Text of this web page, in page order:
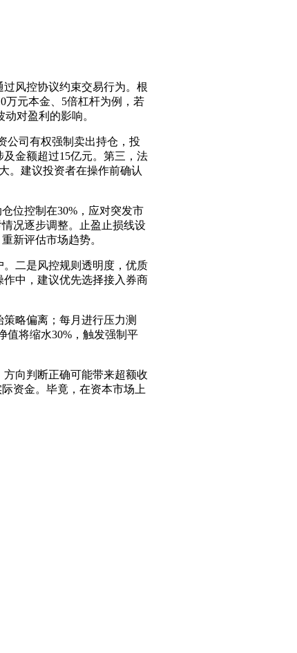
风控协议约束交易行为。根
万元本金、5倍杠杆为例，若
对盈利的影响。
公司有权强制卖出持仓，投
金额超过15亿元。第三，法
。建议投资者在操作前确认
位控制在30%，应对突发市
况逐步调整。止盈止损线设
新评估市场趋势。
二是风控规则透明度，优质
中，建议优先选择接入券商
略偏离；每月进行压力测
值将缩水30%，触发强制平
向判断正确可能带来超额收
资金。毕竟，在资本市场上